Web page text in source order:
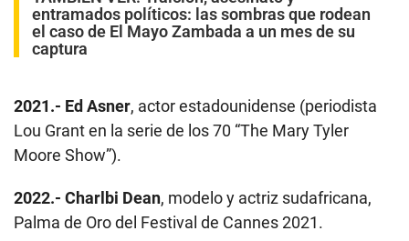
entramados políticos: las sombras que rodean
el caso de El Mayo Zambada a un mes de su
captura
2021.- Ed Asner, actor estadounidense (periodista
Lou Grant en la serie de los 70 “The Mary Tyler
Moore Show”).
2022.- Charlbi Dean, modelo y actriz sudafricana,
Palma de Oro del Festival de Cannes 2021.